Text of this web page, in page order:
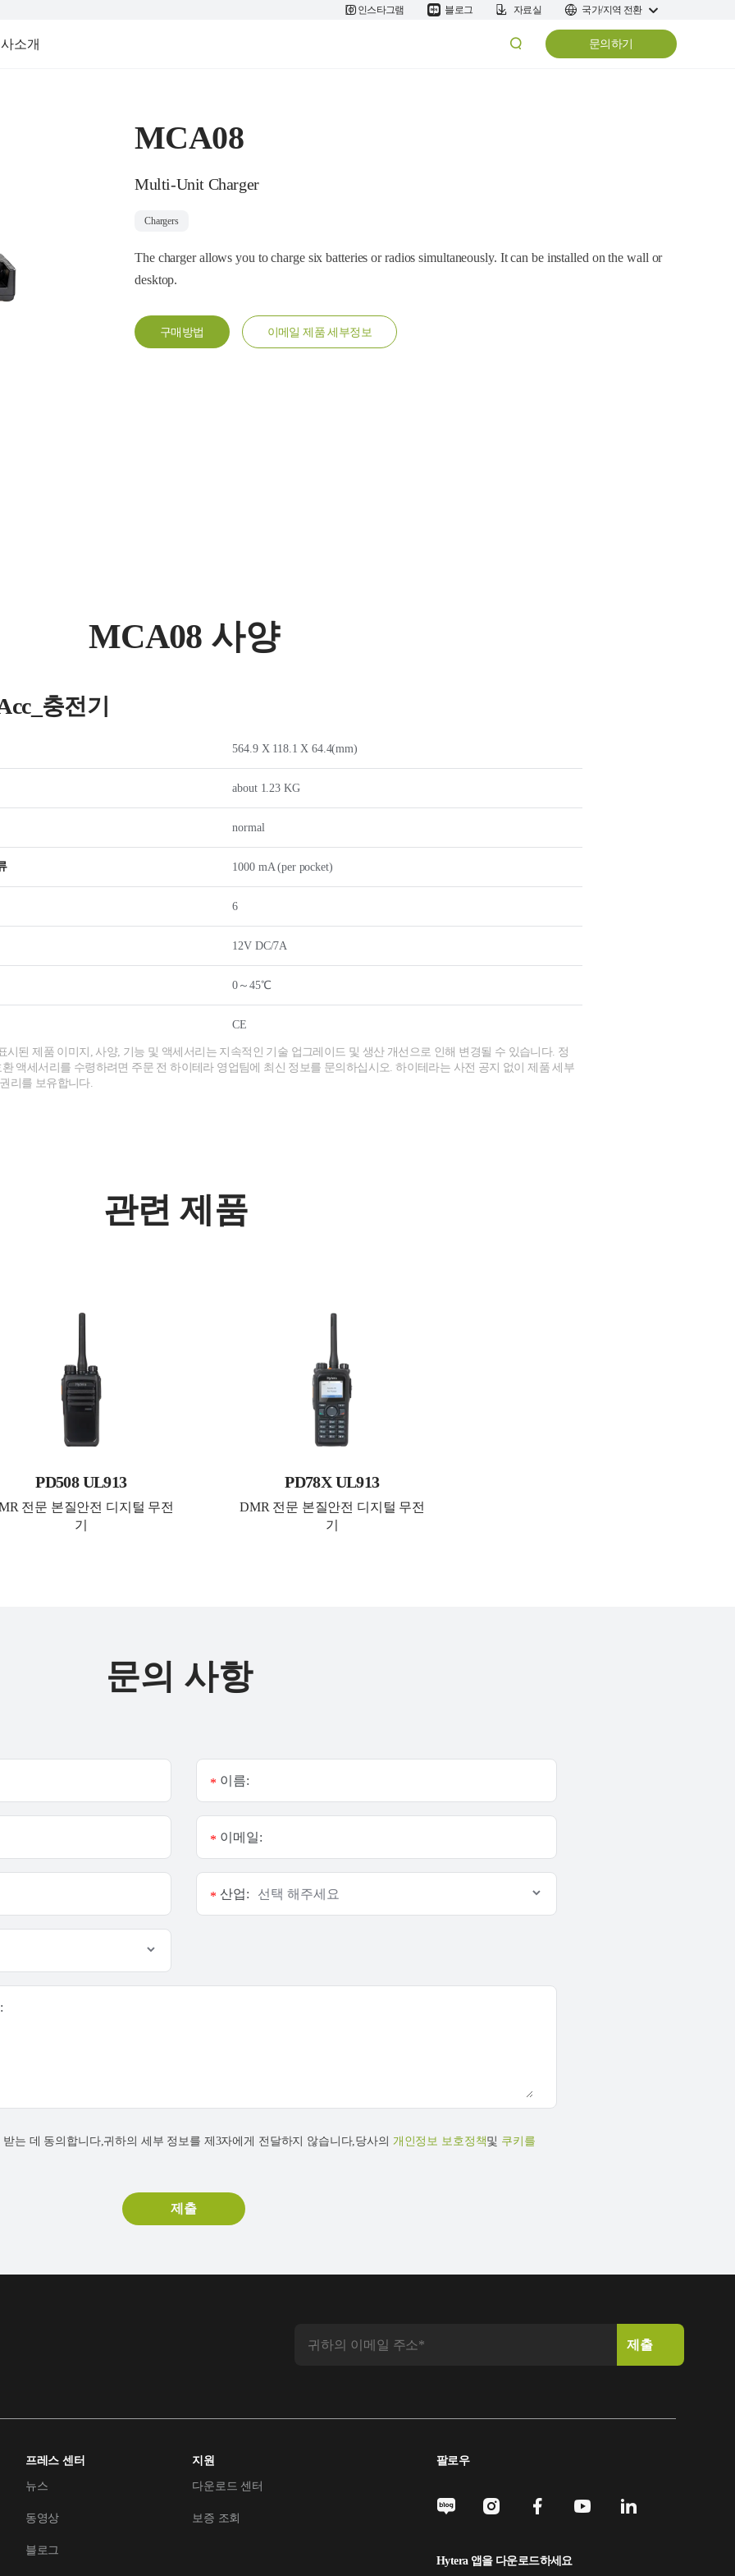
인스타그램 블로그 자료실 국가/지역 전환
소개 문의하기
MCA08
Multi-Unit Charger
Chargers
The charger allows you to charge six batteries or radios simultaneously. It can be installed on the wall or
desktop.
구매방법 이메일 제품 세부정보
MCA08 사양
충전기
564.9 X 118.1 X 64.4(mm)
about 1.23 KG
normal
1000 mA (per pocket)
6
12V DC/7A
0～45℃
CE
시된 제품 이미지, 사양, 기능 및 액세서리는 지속적인 기술 업그레이드 및 생산 개선으로 인해 변경될 수 있습니다. 정
액세서리를 수령하려면 주문 전 하이테라 영업팀에 최신 정보를 문의하십시오. 하이테라는 사전 공지 없이 제품 세부
리를 보유합니다.
관련 제품
PD508 UL913
전문 본질안전 디지털 무전
기
PD78X UL913
DMR 전문 본질안전 디지털 무전
기
문의 사항
이름:
*
이메일:
*
산업:
*
는 데 동의합니다,귀하의 세부 정보를 제3자에게 전달하지 않습니다,당사의 개인정보 보호정책및 쿠키를
프레스 센터
뉴스
동영상
블로그
지원
다운로드 센터
보증 조회
팔로우
Hytera 앱을 다운로드하세요